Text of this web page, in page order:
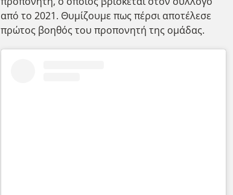
από το 2021. Θυμίζουμε πως πέρσι αποτέλεσε
πρώτος βοηθός του προπονητή της ομάδας.